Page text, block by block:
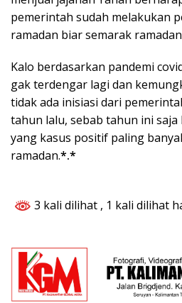
pemerintah sudah melakukan
ramadan biar semarak
Kalo berdasarkan pandemi
gak terdengar lagi dan
tidak ada inisiasi dari
tahun lalu, sebab tahun ini saja
yang kasus positif paling
ramadan.*.*
3 kali dilihat , 1 kali dilihat